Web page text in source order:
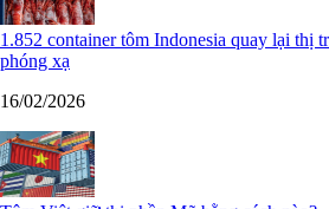
1.852 container tôm Indonesia quay lại thị
phóng xạ
16/02/2026